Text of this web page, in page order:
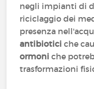
negli impianti di
riciclaggio dei
presenza
antibiotici che
ormoni che
trasformazioni